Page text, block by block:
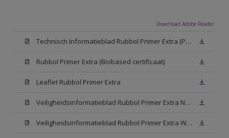
Download Adobe Reader
Technisch Informatieblad Rubbol Primer Extra (PDF)
Rubbol Primer Extra (Biobased certificaat)
Leaflet Rubbol Primer Extra
Veiligheidsinformatieblad Rubbol Primer Extra N00 (MSDS)
Veiligheidsinformatieblad Rubbol Primer Extra White W05 (MSDS)